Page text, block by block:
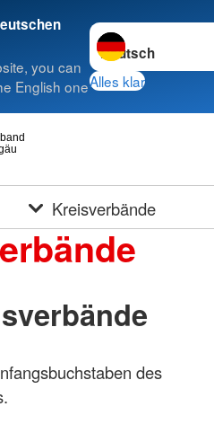
you can
English one
Sprache wechseln
Alles klar
Kreisverbände
des